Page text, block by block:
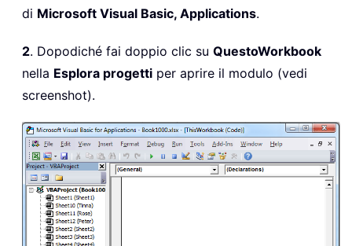
di Microsoft Visual Basic, Applications.
2. Dopodiché fai doppio clic su QuestoWorkbook
nella Esplora progetti per aprire il modulo (vedi
screenshot).